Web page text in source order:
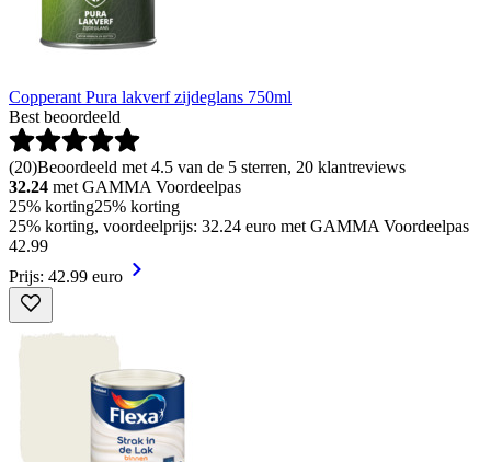
Copperant Pura lakverf zijdeglans 750ml
Best beoordeeld
(20)Beoordeeld met 4.5 van de 5 sterren, 20 klantreviews
32.24 met GAMMA Voordeelpas
25% korting25% korting
25% korting, voordeelprijs: 32.24 euro met GAMMA Voordeelpas
42.99
Prijs: 42.99 euro